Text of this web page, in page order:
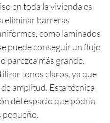
en toda la vivienda es
eliminar barreras
como laminados
puede conseguir un flujo
parezca más grande.
tonos claros, ya que
amplitud. Esta técnica
del espacio que podría
pequeño.